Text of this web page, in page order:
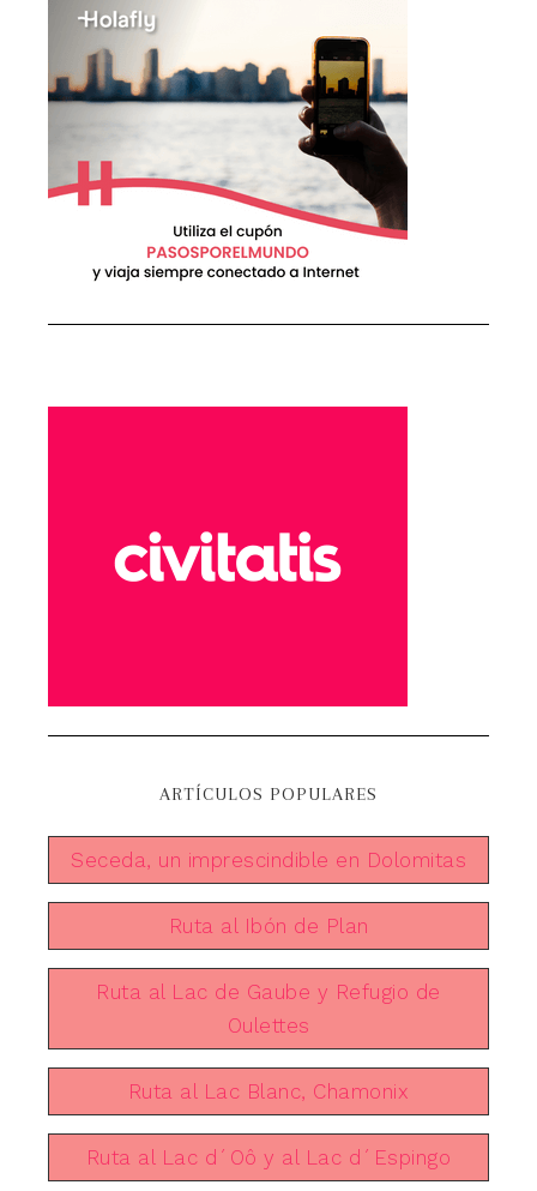
ARTÍCULOS POPULARES
Seceda, un imprescindible en Dolomitas
Ruta al Ibón de Plan
Ruta al Lac de Gaube y Refugio de
Oulettes
Ruta al Lac Blanc, Chamonix
Ruta al Lac d´Oô y al Lac d´Espingo